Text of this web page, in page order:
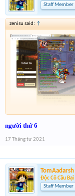
Staff Member
zenisu said: ↑
UP lại ảnh kèm thông tin
người thứ 6
17 Tháng tư 2021
TomAadarsh
Độc Cô Cầu Bại
Staff Member